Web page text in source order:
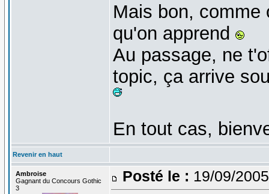
Mais bon, comme
qu'on apprend
Au passage, ne
topic, ça arrive
En tout cas,
Revenir en haut
Ambroise
Gagnant du Concours Gothic
3
Posté le : 19/09/